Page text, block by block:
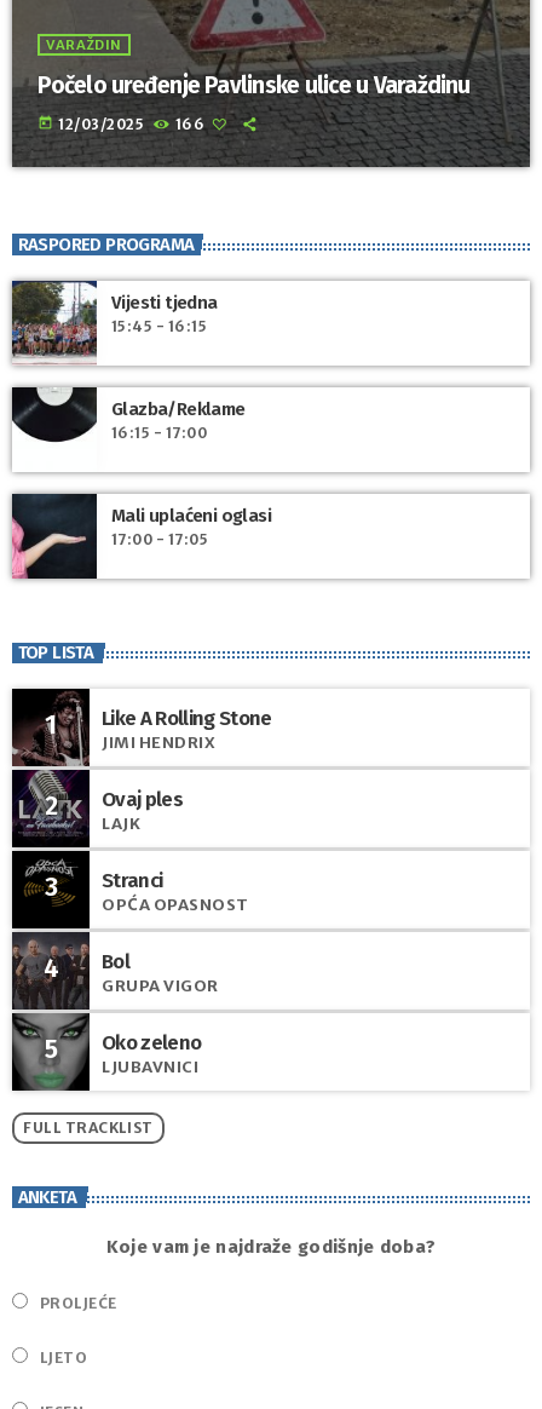
VARAŽDIN
Počelo uređenje Pavlinske ulice u Varaždinu
today 12/03/2025 166
RASPORED PROGRAMA
Vijesti tjedna
15:45 - 16:15
Glazba/Reklame
16:15 - 17:00
Mali uplaćeni oglasi
17:00 - 17:05
TOP LISTA
1 Like A Rolling Stone
JIMI HENDRIX
2 Ovaj ples
LAJK
3 Stranci
OPĆA OPASNOST
4 Bol
GRUPA VIGOR
5 Oko zeleno
LJUBAVNICI
FULL TRACKLIST
ANKETA
Koje vam je najdraže godišnje doba?
PROLJEĆE
LJETO